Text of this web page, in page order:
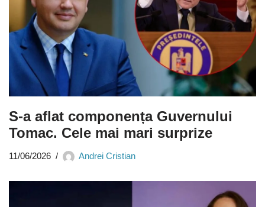
S-a aflat componența Guvernului
Tomac. Cele mai mari surprize
11/06/2026 Andrei Cristian